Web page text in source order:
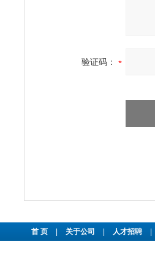
验证码：
首 页 关于公司 人才招聘